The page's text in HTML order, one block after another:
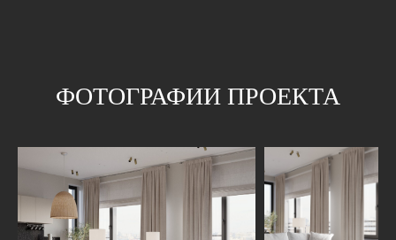
ФОТОГРАФИИ ПРОЕКТА